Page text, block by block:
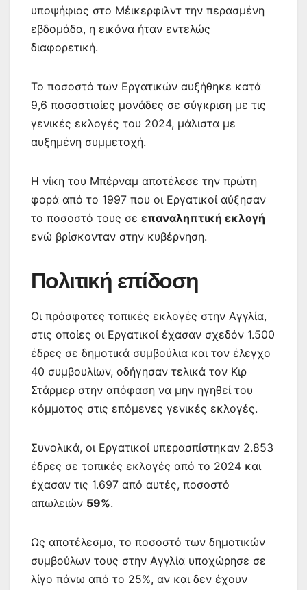
υποψήφιος στο Μέικερφιλντ την περασμένη
εβδομάδα, η εικόνα ήταν εντελώς
διαφορετική.
Το ποσοστό των Εργατικών αυξήθηκε κατά
9,6 ποσοστιαίες μονάδες σε σύγκριση με τις
γενικές εκλογές του 2024, μάλιστα με
αυξημένη συμμετοχή.
Η νίκη του Μπέρναμ αποτέλεσε την πρώτη
φορά από το 1997 που οι Εργατικοί αύξησαν
το ποσοστό τους σε επαναληπτική εκλογή
ενώ βρίσκονταν στην κυβέρνηση.
Πολιτική επίδοση
Οι πρόσφατες τοπικές εκλογές στην Αγγλία,
στις οποίες οι Εργατικοί έχασαν σχεδόν 1.500
έδρες σε δημοτικά συμβούλια και τον έλεγχο
40 συμβουλίων, οδήγησαν τελικά τον Κιρ
Στάρμερ στην απόφαση να μην ηγηθεί του
κόμματος στις επόμενες γενικές εκλογές.
Συνολικά, οι Εργατικοί υπερασπίστηκαν 2.853
έδρες σε τοπικές εκλογές από το 2024 και
έχασαν τις 1.697 από αυτές, ποσοστό
απωλειών 59%.
Ως αποτέλεσμα, το ποσοστό των δημοτικών
συμβούλων τους στην Αγγλία υποχώρησε σε
λίγο πάνω από το 25%, αν και δεν έχουν